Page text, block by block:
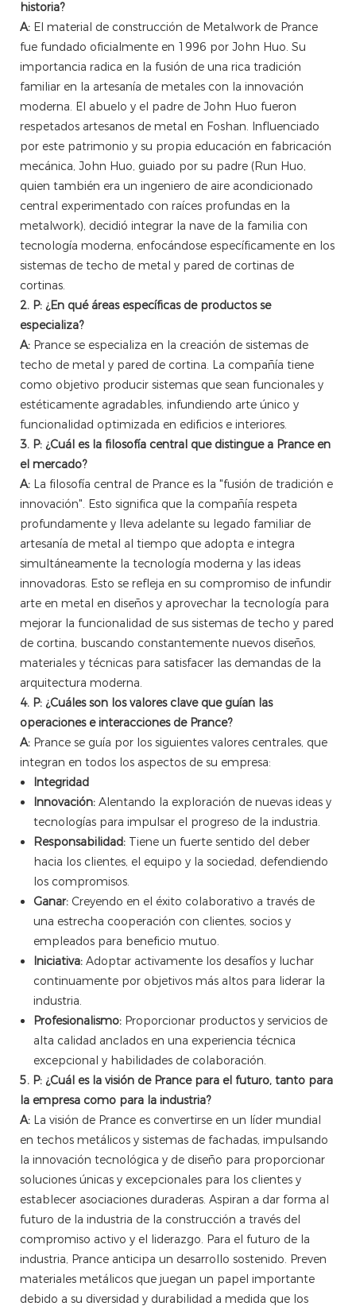
historia?
A: El material de construcción de Metalwork de Prance
fue fundado oficialmente en 1996 por John Huo. Su
importancia radica en la fusión de una rica tradición
familiar en la artesanía de metales con la innovación
moderna. El abuelo y el padre de John Huo fueron
respetados artesanos de metal en Foshan. Influenciado
por este patrimonio y su propia educación en fabricación
mecánica, John Huo, guiado por su padre (Run Huo,
quien también era un ingeniero de aire acondicionado
central experimentado con raíces profundas en la
metalwork), decidió integrar la nave de la familia con
tecnología moderna, enfocándose específicamente en los
sistemas de techo de metal y pared de cortinas de
cortinas.
2. P: ¿En qué áreas específicas de productos se
especializa?
A: Prance se especializa en la creación de sistemas de
techo de metal y pared de cortina. La compañía tiene
como objetivo producir sistemas que sean funcionales y
estéticamente agradables, infundiendo arte único y
funcionalidad optimizada en edificios e interiores.
3. P: ¿Cuál es la filosofía central que distingue a Prance en
el mercado?
A: La filosofía central de Prance es la "fusión de tradición e
innovación". Esto significa que la compañía respeta
profundamente y lleva adelante su legado familiar de
artesanía de metal al tiempo que adopta e integra
simultáneamente la tecnología moderna y las ideas
innovadoras. Esto se refleja en su compromiso de infundir
arte en metal en diseños y aprovechar la tecnología para
mejorar la funcionalidad de sus sistemas de techo y pared
de cortina, buscando constantemente nuevos diseños,
materiales y técnicas para satisfacer las demandas de la
arquitectura moderna.
4. P: ¿Cuáles son los valores clave que guían las
operaciones e interacciones de Prance?
A: Prance se guía por los siguientes valores centrales, que
integran en todos los aspectos de su empresa:
Integridad
Innovación: Alentando la exploración de nuevas ideas y
tecnologías para impulsar el progreso de la industria.
Responsabilidad: Tiene un fuerte sentido del deber
hacia los clientes, el equipo y la sociedad, defendiendo
los compromisos.
Ganar: Creyendo en el éxito colaborativo a través de
una estrecha cooperación con clientes, socios y
empleados para beneficio mutuo.
Iniciativa: Adoptar activamente los desafíos y luchar
continuamente por objetivos más altos para liderar la
industria.
Profesionalismo: Proporcionar productos y servicios de
alta calidad anclados en una experiencia técnica
excepcional y habilidades de colaboración.
5. P: ¿Cuál es la visión de Prance para el futuro, tanto para
la empresa como para la industria?
A: La visión de Prance es convertirse en un líder mundial
en techos metálicos y sistemas de fachadas, impulsando
la innovación tecnológica y de diseño para proporcionar
soluciones únicas y excepcionales para los clientes y
establecer asociaciones duraderas. Aspiran a dar forma al
futuro de la industria de la construcción a través del
compromiso activo y el liderazgo. Para el futuro de la
industria, Prance anticipa un desarrollo sostenido. Preven
materiales metálicos que juegan un papel importante
debido a su diversidad y durabilidad a medida que los